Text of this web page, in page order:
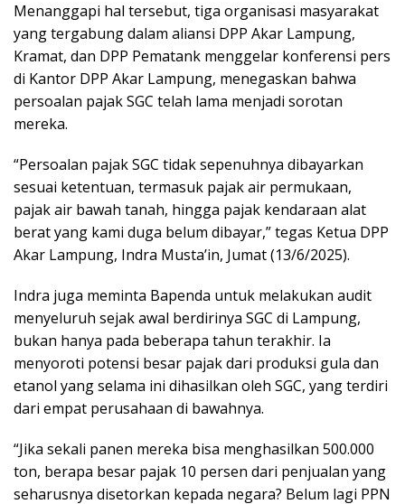
Menanggapi hal tersebut, tiga organisasi masyarakat
yang tergabung dalam aliansi DPP Akar Lampung,
Kramat, dan DPP Pematank menggelar konferensi pers
di Kantor DPP Akar Lampung, menegaskan bahwa
persoalan pajak SGC telah lama menjadi sorotan
mereka.
“Persoalan pajak SGC tidak sepenuhnya dibayarkan
sesuai ketentuan, termasuk pajak air permukaan,
pajak air bawah tanah, hingga pajak kendaraan alat
berat yang kami duga belum dibayar,” tegas Ketua DPP
Akar Lampung, Indra Musta’in, Jumat (13/6/2025).
Indra juga meminta Bapenda untuk melakukan audit
menyeluruh sejak awal berdirinya SGC di Lampung,
bukan hanya pada beberapa tahun terakhir. Ia
menyoroti potensi besar pajak dari produksi gula dan
etanol yang selama ini dihasilkan oleh SGC, yang terdiri
dari empat perusahaan di bawahnya.
“Jika sekali panen mereka bisa menghasilkan 500.000
ton, berapa besar pajak 10 persen dari penjualan yang
seharusnya disetorkan kepada negara? Belum lagi PPN